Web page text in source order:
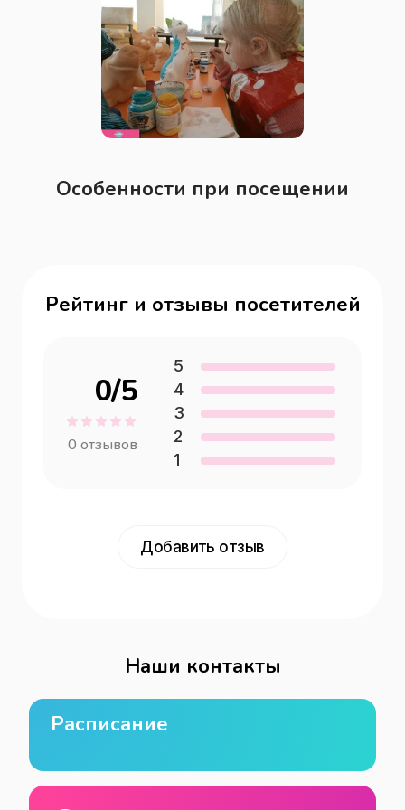
Особенности при посещении
Рейтинг и отзывы посетителей
0/5
0 отзывов
5
4
3
2
1
Добавить отзыв
Наши контакты
Расписание